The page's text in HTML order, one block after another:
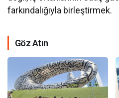
farkındalığıyla birleştirmek.
Göz Atın